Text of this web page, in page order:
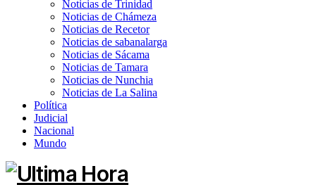
Noticias de Trinidad
Noticias de Chámeza
Noticias de Recetor
Noticias de sabanalarga
Noticias de Sácama
Noticias de Tamara
Noticias de Nunchia
Noticias de La Salina
Política
Judicial
Nacional
Mundo